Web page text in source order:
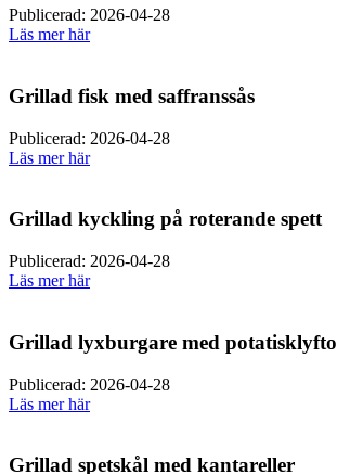
Publicerad: 2026-04-28
Läs mer här
Grillad fisk med saffranssås
Publicerad: 2026-04-28
Läs mer här
Grillad kyckling på roterande spett
Publicerad: 2026-04-28
Läs mer här
Grillad lyxburgare med
Publicerad: 2026-04-28
Läs mer här
Grillad spetskål med kantareller